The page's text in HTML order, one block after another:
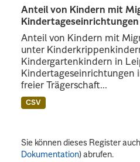
Anteil von Kindern mit
Kindertageseinrichtungen
Anteil von Kindern mit
unter
Kindergartenkindern in
Kindertageseinrichtungen
freier Trägerschaft...
CSV
Sie können dieses Register
Dokumentation) abrufen.